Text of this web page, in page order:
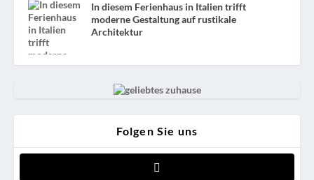
In diesem Ferienhaus in Italien trifft
moderne Gestaltung auf rustikale
Architektur
Folgen Sie uns